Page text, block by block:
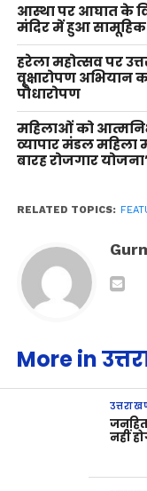
आस्था पर आघात के
मंदिर में हुआ सामूहिक
हरेला महोत्सव पर
वृक्षारोपण अभियान
पौधारोपण
महिलाओं को
व्यापार मंडल महिला
बारह रोजगार
RELATED TOPICS:
More in
जनहित
नहीं